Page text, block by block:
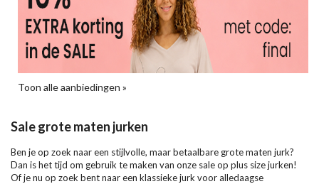
Toon alle aanbiedingen »
Sale grote maten jurken
Ben je op zoek naar een stijlvolle, maar betaalbare grote maten jurk?
Dan is het tijd om gebruik te maken van onze sale op plus size jurken!
Of je nu op zoek bent naar een klassieke jurk voor alledaagse